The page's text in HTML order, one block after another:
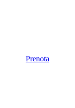
Prenota